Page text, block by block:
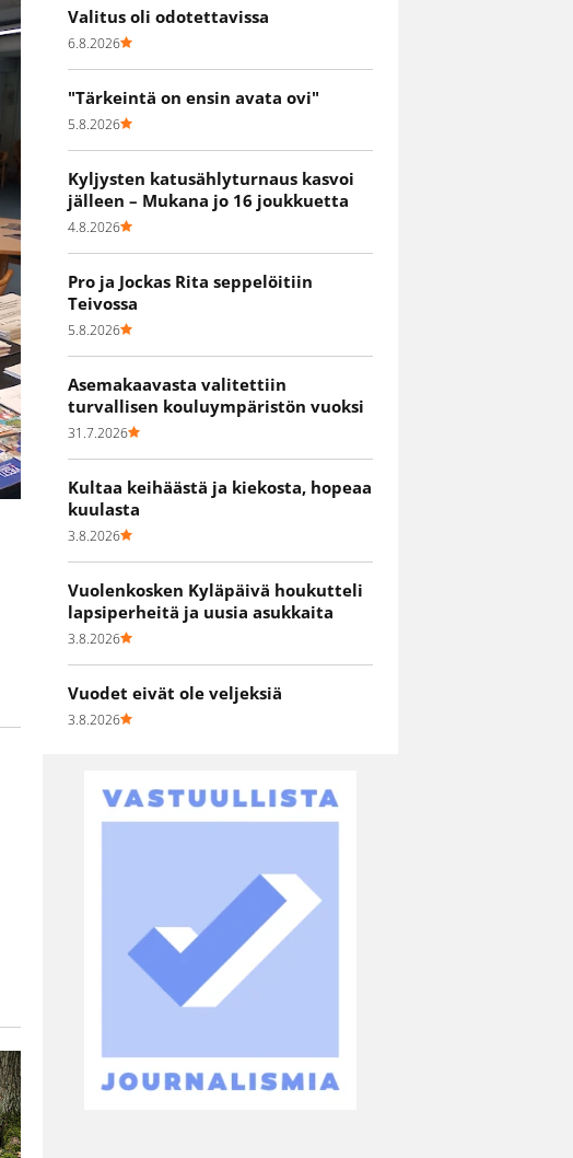
Valitus oli odotettavissa
6.8.2026
"Tärkeintä on ensin avata ovi"
5.8.2026
Kyljysten katusählyturnaus kasvoi
jälleen – Mukana jo 16 joukkuetta
4.8.2026
Pro ja Jockas Rita seppelöitiin
Teivossa
5.8.2026
Asemakaavasta valitettiin
turvallisen kouluympäristön vuoksi
31.7.2026
Kultaa keihäästä ja kiekosta, hopeaa
kuulasta
3.8.2026
Vuolenkosken Kyläpäivä houkutteli
lapsiperheitä ja uusia asukkaita
3.8.2026
Vuodet eivät ole veljeksiä
3.8.2026